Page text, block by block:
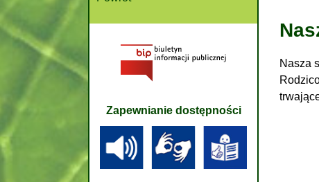
Nasza
Zapewnianie dostępności